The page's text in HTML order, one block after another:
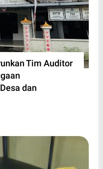
Tim Auditor
dan